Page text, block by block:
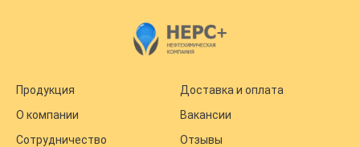
Продукция
Доставка и оплата
О компании
Вакансии
Сотрудничество
Отзывы